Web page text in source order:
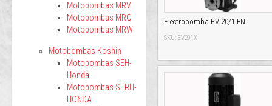
Electrobomba EV 20/1 FN
SKU: EV201X
Motobombas MRV
Motobombas MRQ
Motobombas MRW
Motobombas Koshin
Motobombas SEH-
Honda
Motobombas SERH-
HONDA